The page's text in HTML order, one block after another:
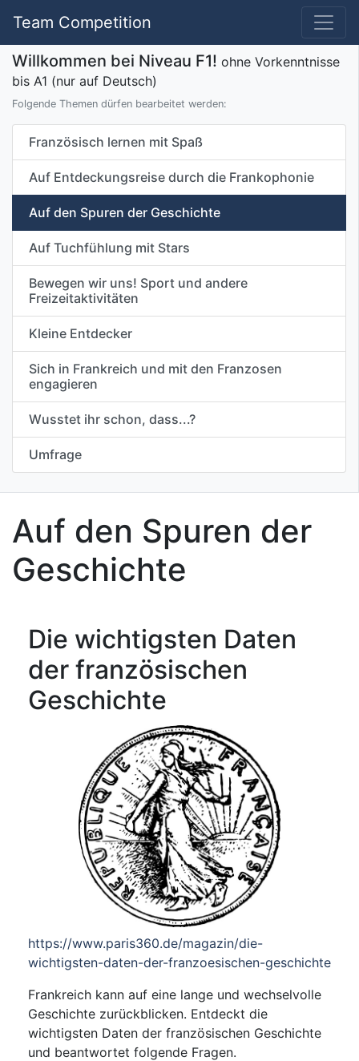
Team Competition
Willkommen bei Niveau F1! ohne Vorkenntnisse
bis A1 (nur auf Deutsch)
Folgende Themen dürfen bearbeitet werden:
Französisch lernen mit Spaß
Auf Entdeckungsreise durch die Frankophonie
Auf den Spuren der Geschichte
Auf Tuchfühlung mit Stars
Bewegen wir uns! Sport und andere
Freizeitaktivitäten
Kleine Entdecker
Sich in Frankreich und mit den Franzosen
engagieren
Wusstet ihr schon, dass...?
Umfrage
Auf den Spuren der
Geschichte
Die wichtigsten Daten
der französischen
Geschichte
https://www.paris360.de/magazin/die-
wichtigsten-daten-der-franzoesischen-geschichte
Frankreich kann auf eine lange und wechselvolle
Geschichte zurückblicken. Entdeckt die
wichtigsten Daten der französischen Geschichte
und beantwortet folgende Fragen.